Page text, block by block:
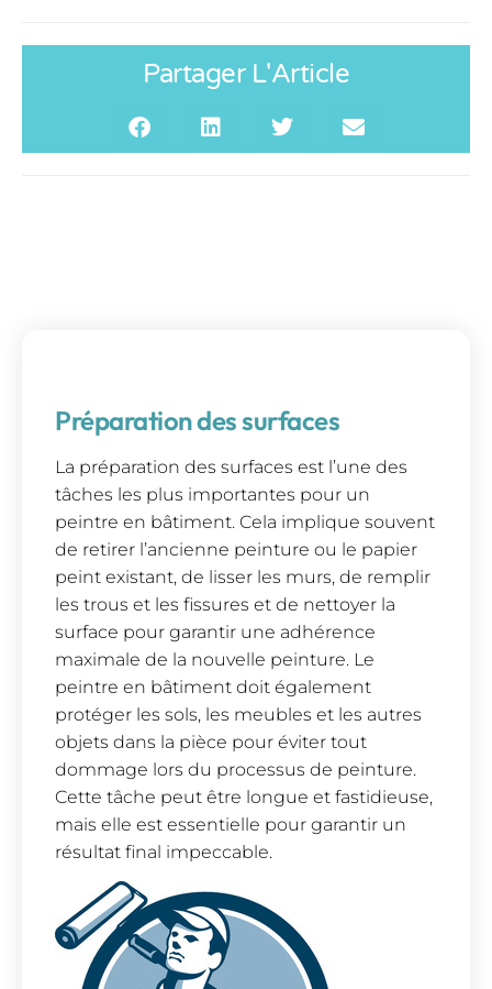
Partager L'Article
Préparation des surfaces
La préparation des surfaces est l’une des
tâches les plus importantes pour un
peintre en bâtiment. Cela implique souvent
de retirer l’ancienne peinture ou le papier
peint existant, de lisser les murs, de remplir
les trous et les fissures et de nettoyer la
surface pour garantir une adhérence
maximale de la nouvelle peinture. Le
peintre en bâtiment doit également
protéger les sols, les meubles et les autres
objets dans la pièce pour éviter tout
dommage lors du processus de peinture.
Cette tâche peut être longue et fastidieuse,
mais elle est essentielle pour garantir un
résultat final impeccable.